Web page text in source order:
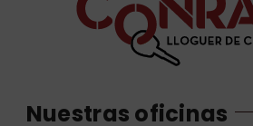
Nuestras oficinas